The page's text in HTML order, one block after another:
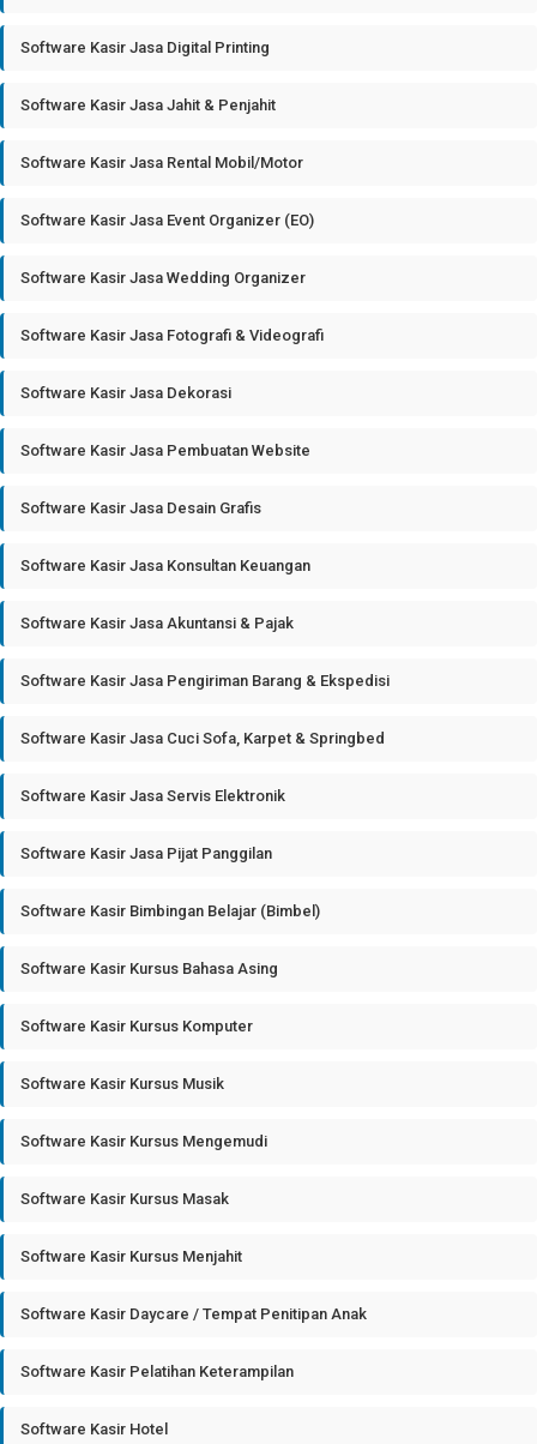
Software Kasir Jasa Digital Printing
Software Kasir Jasa Jahit & Penjahit
Software Kasir Jasa Rental Mobil/Motor
Software Kasir Jasa Event Organizer (EO)
Software Kasir Jasa Wedding Organizer
Software Kasir Jasa Fotografi & Videografi
Software Kasir Jasa Dekorasi
Software Kasir Jasa Pembuatan Website
Software Kasir Jasa Desain Grafis
Software Kasir Jasa Konsultan Keuangan
Software Kasir Jasa Akuntansi & Pajak
Software Kasir Jasa Pengiriman Barang & Ekspedisi
Software Kasir Jasa Cuci Sofa, Karpet & Springbed
Software Kasir Jasa Servis Elektronik
Software Kasir Jasa Pijat Panggilan
Software Kasir Bimbingan Belajar (Bimbel)
Software Kasir Kursus Bahasa Asing
Software Kasir Kursus Komputer
Software Kasir Kursus Musik
Software Kasir Kursus Mengemudi
Software Kasir Kursus Masak
Software Kasir Kursus Menjahit
Software Kasir Daycare / Tempat Penitipan Anak
Software Kasir Pelatihan Keterampilan
Software Kasir Hotel